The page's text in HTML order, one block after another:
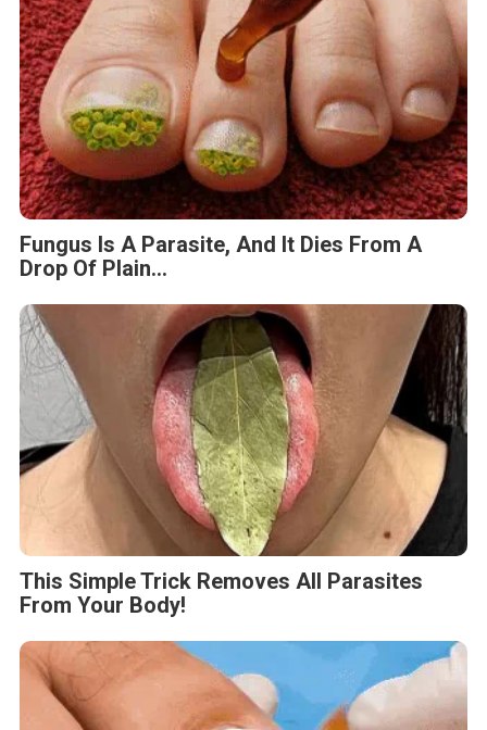
Fungus Is A Parasite, And It Dies From A
Drop Of Plain...
This Simple Trick Removes All Parasites
From Your Body!